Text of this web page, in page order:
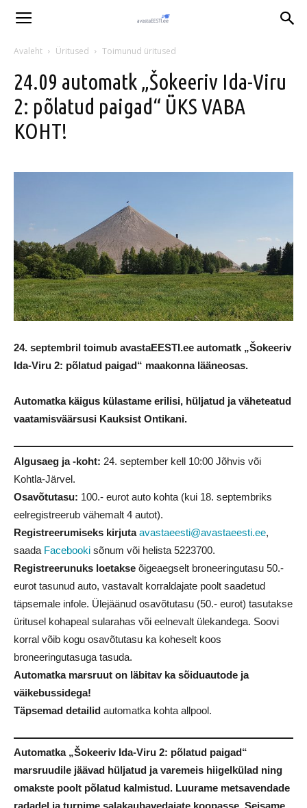
Avaleht Üritused Toimunud üritused
24.09 automatk „Šokeeriv Ida-Viru
2: põlatud paigad“ ÜKS VABA
KOHT!
24. septembril toimub avastaEESTI.ee automatk „Šokeeriv
Ida-Viru 2: põlatud paigad“ maakonna lääneosas.
Automatka käigus külastame erilisi, hüljatud ja väheteatud
vaatamisväärsusi Kauksist Ontikani.
Algusaeg ja -koht: 24. september kell 10:00 Jõhvis või
Kohtla-Järvel.
Osavõtutasu: 100.- eurot auto kohta (kui 18. septembriks
eelregistreerub vähemalt 4 autot).
Registreerumiseks kirjuta avastaeesti@avastaeesti.ee,
saada Facebooki sõnum või helista 5223700.
Registreerunuks loetakse õigeaegselt broneeringutasu 50.-
eurot tasunud auto, vastavalt korraldajate poolt saadetud
täpsemale infole. Ülejäänud osavõtutasu (50.- eurot) tasutakse
üritusel kohapeal sularahas või eelnevalt ülekandega. Soovi
korral võib kogu osavõtutasu ka koheselt koos
broneeringutasuga tasuda.
Automatka marsruut on läbitav ka sõiduautode ja
väikebussidega!
Täpsemad detailid automatka kohta allpool.
Automatka „Šokeeriv Ida-Viru 2: põlatud paigad“
marsruudile jäävad hüljatud ja varemeis hiigelkülad ning
omakste poolt põlatud kalmistud. Luurame metsavendade